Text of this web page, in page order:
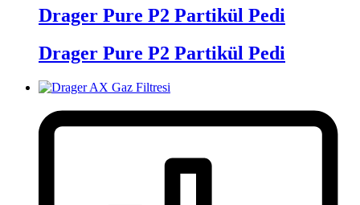
Drager Pure P2 Partikül Pedi
Drager Pure P2 Partikül Pedi